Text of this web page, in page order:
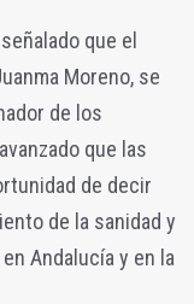
que el
Moreno, se
de los
que las
de decir
de la sanidad y
Andalucía y en la